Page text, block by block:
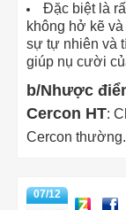
Đặc biệt là
không hở kẽ
sự tự nhiên và
giúp nụ cười
b/Nhược
Cercon HT:
Cercon thường.
07/12